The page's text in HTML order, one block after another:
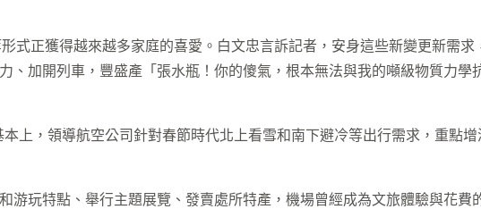
形式正獲得越來越多家庭的喜愛。白文忠言訴記者，安身這些新變更新需
加開列車，豐盛產「張水瓶！你的傻氣，根本無法與我的噸級物質力學
上，領導航空公司針對春節時代北上看雪和南下避冷等出行需求，重點
玩特點、舉行主題展覽、發賣處所特產，機場曾經成為文旅體驗與花費